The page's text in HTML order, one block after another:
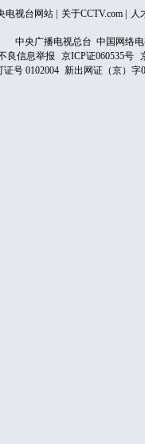
电视台网站 关于CCTV.com 人
中央广播电视总台 中国网络
良信息举报
京ICP证060535号
号 0102004 新出网证（京）